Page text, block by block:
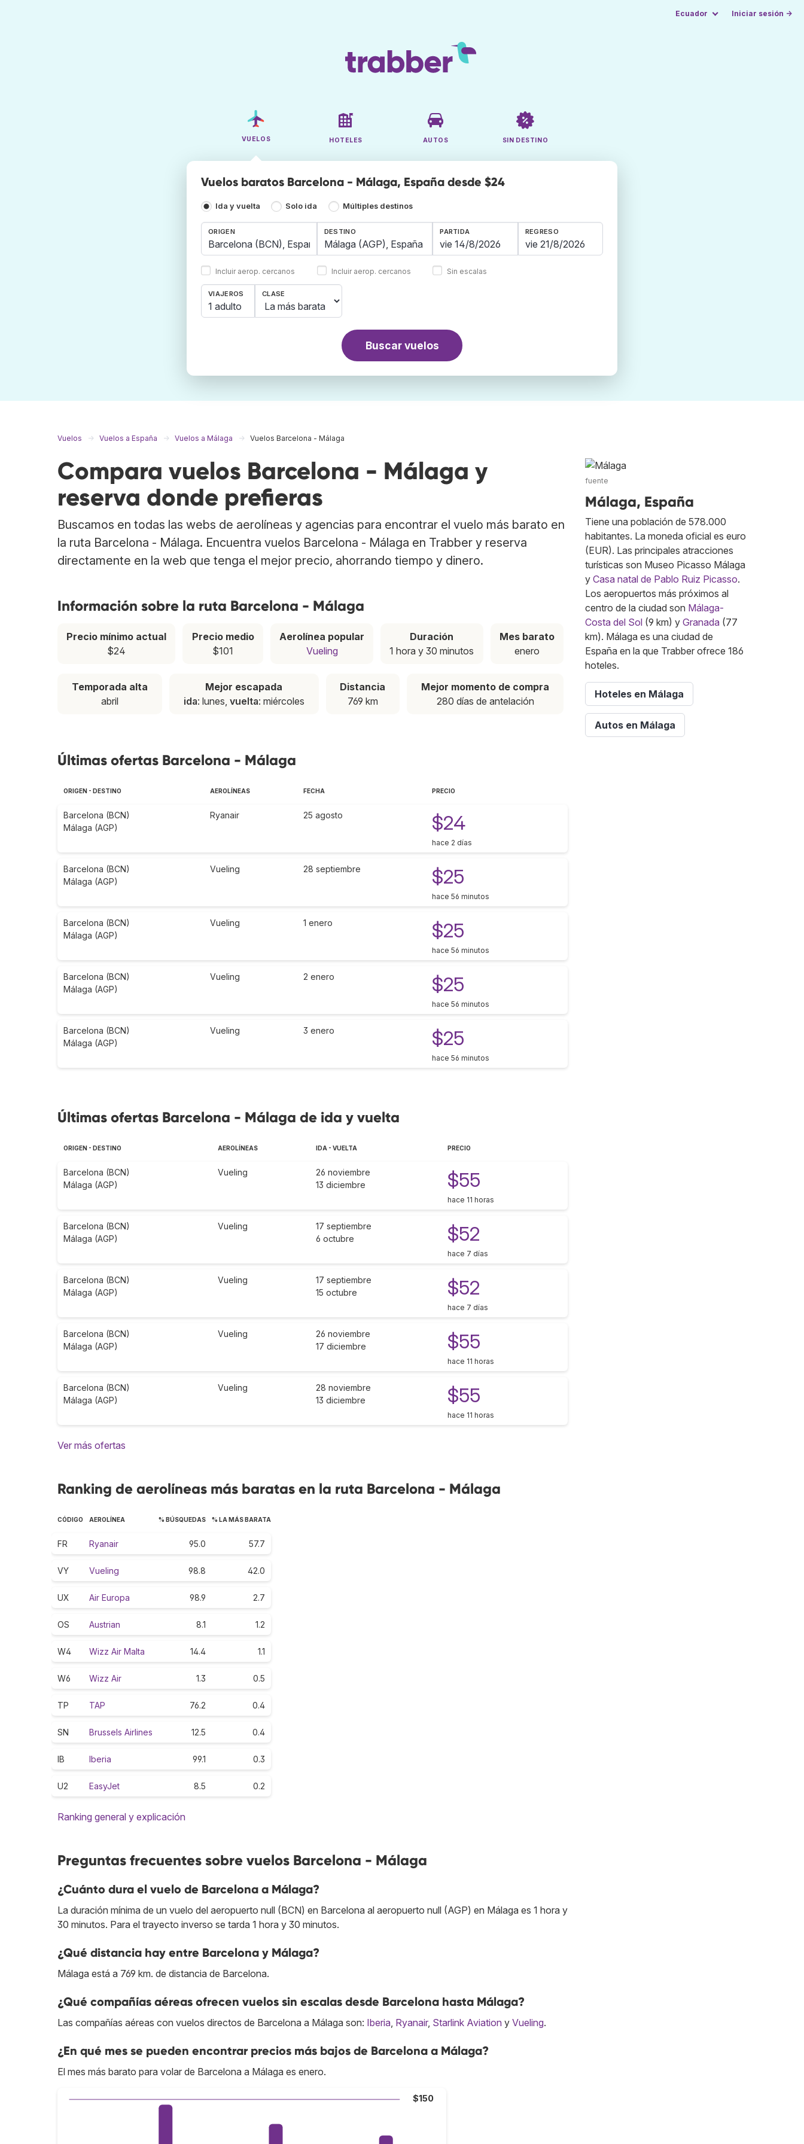
Ecuador Iniciar sesión →
VUELOS HOTELES AUTOS SIN DESTINO
Vuelos baratos Barcelona - Málaga, España desde $24
Ida y vuelta Solo ida Múltiples destinos
ORIGEN
Incluir aerop. cercanos
DESTINO
Incluir aerop. cercanos
PARTIDA REGRESO
Sin escalas
VIAJEROS
1 adulto
CLASE
Buscar vuelos
Vuelos Vuelos a España Vuelos a Málaga Vuelos Barcelona - Málaga
Compara vuelos Barcelona - Málaga y
reserva donde prefieras
Buscamos en todas las webs de aerolíneas y agencias para encontrar el vuelo más barato en
la ruta Barcelona - Málaga. Encuentra vuelos Barcelona - Málaga en Trabber y reserva
directamente en la web que tenga el mejor precio, ahorrando tiempo y dinero.
Información sobre la ruta Barcelona - Málaga
Precio mínimo actual
$24
Precio medio
$101
Aerolínea popular
Vueling
Duración
1 hora y 30 minutos
Mes barato
enero
Temporada alta
abril
Mejor escapada
ida: lunes, vuelta: miércoles
Distancia
769 km
Mejor momento de compra
280 días de antelación
Últimas ofertas Barcelona - Málaga
ORIGEN - DESTINO AEROLÍNEAS FECHA PRECIO
Barcelona (BCN)
Málaga (AGP)
Ryanair 25 agosto $24
hace 2 días
Barcelona (BCN)
Málaga (AGP)
Vueling 28 septiembre $25
hace 56 minutos
Barcelona (BCN)
Málaga (AGP)
Vueling 1 enero $25
hace 56 minutos
Barcelona (BCN)
Málaga (AGP)
Vueling 2 enero $25
hace 56 minutos
Barcelona (BCN)
Málaga (AGP)
Vueling 3 enero $25
hace 56 minutos
Últimas ofertas Barcelona - Málaga de ida y vuelta
ORIGEN - DESTINO AEROLÍNEAS IDA - VUELTA PRECIO
Barcelona (BCN)
Málaga (AGP)
Vueling
26 noviembre
13 diciembre
$55
hace 11 horas
Barcelona (BCN)
Málaga (AGP)
Vueling
17 septiembre
6 octubre
$52
hace 7 días
Barcelona (BCN)
Málaga (AGP)
Vueling
17 septiembre
15 octubre
$52
hace 7 días
Barcelona (BCN)
Málaga (AGP)
Vueling
26 noviembre
17 diciembre
$55
hace 11 horas
Barcelona (BCN)
Málaga (AGP)
Vueling
28 noviembre
13 diciembre
$55
hace 11 horas
Ver más ofertas
Ranking de aerolíneas más baratas en la ruta Barcelona - Málaga
CÓDIGO AEROLÍNEA % BÚSQUEDAS % LA MÁS BARATA
FR Ryanair 95.0 57.7
VY Vueling 98.8 42.0
UX Air Europa 98.9 2.7
OS Austrian 8.1 1.2
W4 Wizz Air Malta 14.4 1.1
W6 Wizz Air 1.3 0.5
TP TAP 76.2 0.4
SN Brussels Airlines 12.5 0.4
IB Iberia 99.1 0.3
U2 EasyJet 8.5 0.2
Ranking general y explicación
Preguntas frecuentes sobre vuelos Barcelona - Málaga
¿Cuánto dura el vuelo de Barcelona a Málaga?
La duración mínima de un vuelo del aeropuerto null (BCN) en Barcelona al aeropuerto null (AGP) en Málaga es 1 hora y
30 minutos. Para el trayecto inverso se tarda 1 hora y 30 minutos.
¿Qué distancia hay entre Barcelona y Málaga?
Málaga está a 769 km. de distancia de Barcelona.
¿Qué compañías aéreas ofrecen vuelos sin escalas desde Barcelona hasta Málaga?
Las compañías aéreas con vuelos directos de Barcelona a Málaga son: Iberia, Ryanair, Starlink Aviation y Vueling.
¿En qué mes se pueden encontrar precios más bajos de Barcelona a Málaga?
El mes más barato para volar de Barcelona a Málaga es enero.
$150
fuente
Málaga, España
Tiene una población de 578.000
habitantes. La moneda oficial es euro
(EUR). Las principales atracciones
turísticas son Museo Picasso Málaga
y Casa natal de Pablo Ruiz Picasso.
Los aeropuertos más próximos al
centro de la ciudad son Málaga-
Costa del Sol (9 km) y Granada (77
km). Málaga es una ciudad de
España en la que Trabber ofrece 186
hoteles.
Hoteles en Málaga
Autos en Málaga